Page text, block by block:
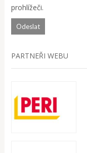
prohlížeči.
PARTNEŘI WEBU